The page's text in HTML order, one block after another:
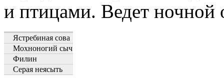
и птицами. Ведет ночной
Ястребиная сова
Мохноногий сыч
Филин
Серая неясыть